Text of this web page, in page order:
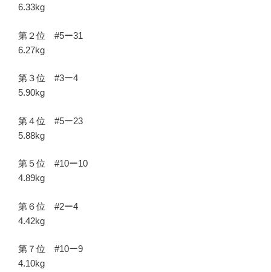
6.33kg
第２位 #5ー31
6.27kg
第３位 #3ー4
5.90kg
第４位 #5ー23
5.88kg
第５位 #10ー10
4.89kg
第６位 #2ー4
4.42kg
第７位 #10ー9
4.10kg